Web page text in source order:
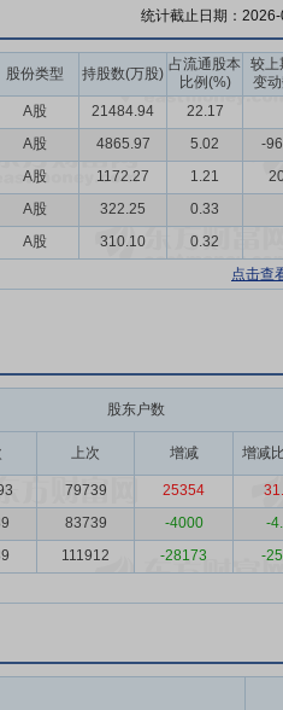
统计截止日期：
股份类型 持股数(万股)
占流通股本
比例(%)
较上
变
A股 21484.94
22.17
A股 4865.97 5.02
-
A股 1172.27 1.21
A股 322.25
0.33
A股 310.10
0.32
点击查
股东户数
上次 增减 增减
79739 25354
83739 -4000
-
111912 -28173 -